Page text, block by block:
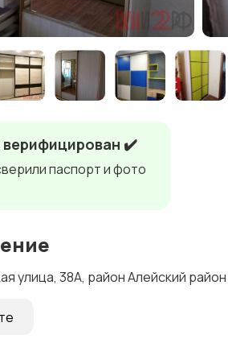
верифицирован ✔️
паспорт и фото
улица, 38А, район Алейский район